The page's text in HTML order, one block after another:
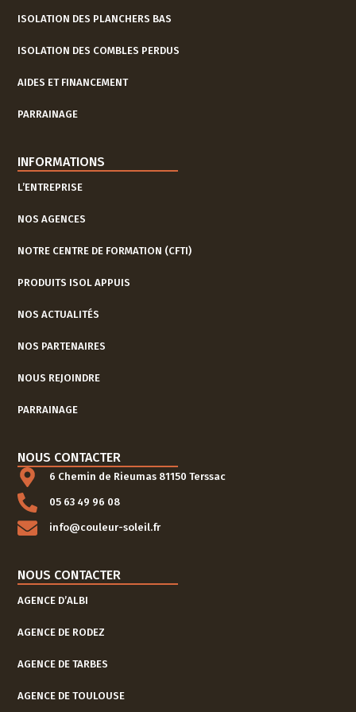
ISOLATION DES PLANCHERS BAS
ISOLATION DES COMBLES PERDUS
AIDES ET FINANCEMENT
PARRAINAGE
INFORMATIONS
L’ENTREPRISE
NOS AGENCES
NOTRE CENTRE DE FORMATION (CFTI)
PRODUITS ISOL APPUIS
NOS ACTUALITÉS
NOS PARTENAIRES
NOUS REJOINDRE
PARRAINAGE
NOUS CONTACTER
6 Chemin de Rieumas 81150 Terssac
05 63 49 96 08
info@couleur-soleil.fr
NOUS CONTACTER
AGENCE D’ALBI
AGENCE DE RODEZ
AGENCE DE TARBES
AGENCE DE TOULOUSE